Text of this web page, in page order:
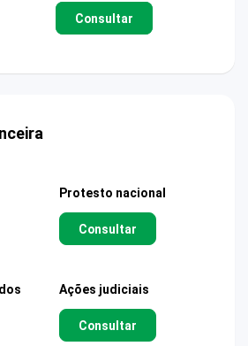
Consultar
Protesto nacional
Consultar
Ações judiciais
Consultar